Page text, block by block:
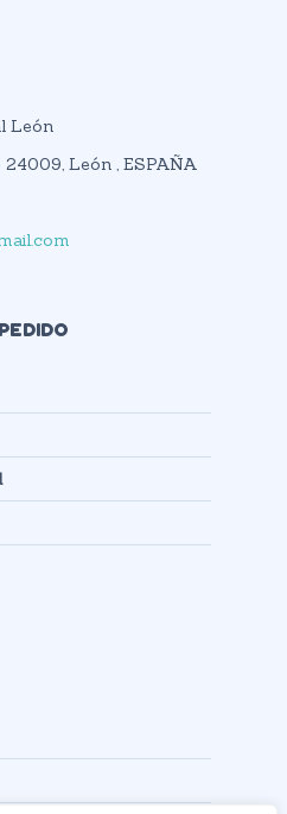
León
León , ESPAÑA